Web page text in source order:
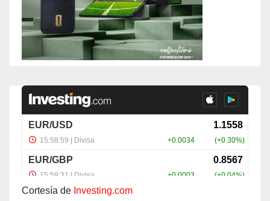
Cortesía de Investing.com